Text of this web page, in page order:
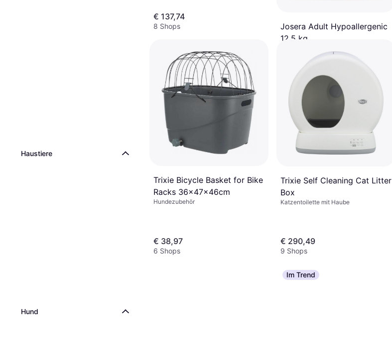
Haustiere
Hund
€ 137,74
8 Shops
Josera Adult Hypoallergenic
12.5 kg
8 Shops
Trixie Bicycle Basket for Bike
Racks 36x47x46cm
Hundezubehör
€ 38,97
6 Shops
Trixie Self Cleaning Cat Litter
Box
Katzentoilette mit Haube
€ 290,49
9 Shops
Im Trend